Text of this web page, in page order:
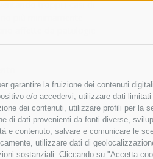
la fruizione dei contenuti
e/o accedervi, utilizzare dati
dei contenuti, utilizzare profili per la
dati provenienti da fonti diverse,
contenuto, salvare e comunicare le
utilizzare dati di
sostanziali. Cliccando su "Accetta